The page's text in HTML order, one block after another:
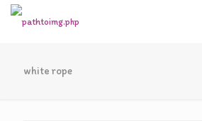
white rope